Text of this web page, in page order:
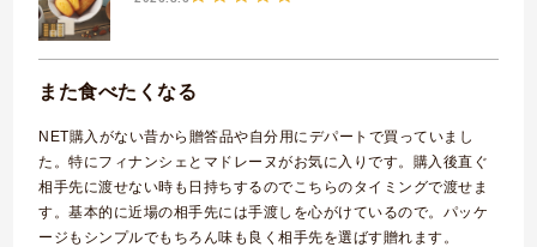
また食べたくなる
NET購入がない昔から贈答品や自分用にデパートで買っていまし
た。特にフィナンシェとマドレーヌがお気に入りです。購入後直ぐ
相手先に渡せない時も日持ちするのでこちらのタイミングで渡せま
す。基本的に近場の相手先には手渡しを心がけているので。パッケ
ージもシンプルでもちろん味も良く相手先を選ばす贈れます。